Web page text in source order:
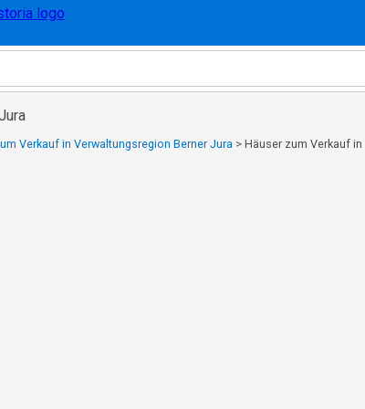
Verkauf in Verwaltungsregion Berner Jura > Häuser zum Verkauf in